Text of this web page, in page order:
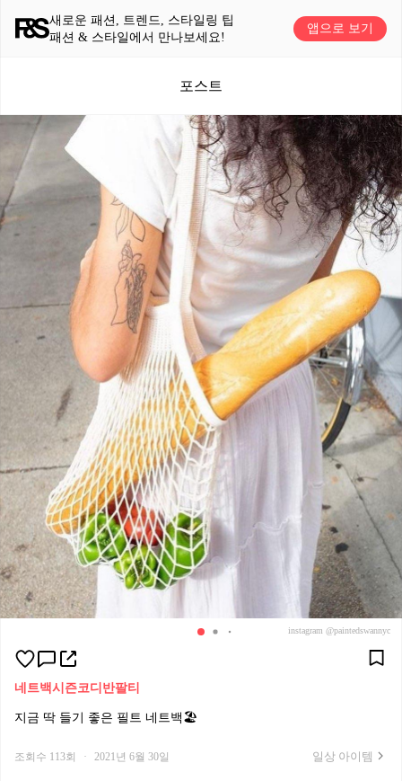
새로운 패션, 트렌드, 스타일링 팁
패션 & 스타일에서 만나보세요!
앱으로 보기
포스트
instagram @paintedswannyc
네트백시즌코디 반팔티
지금 딱 들기 좋은 필트 네트백🏖
조회수 113회 · 2021년 6월 30일 일상 아이템